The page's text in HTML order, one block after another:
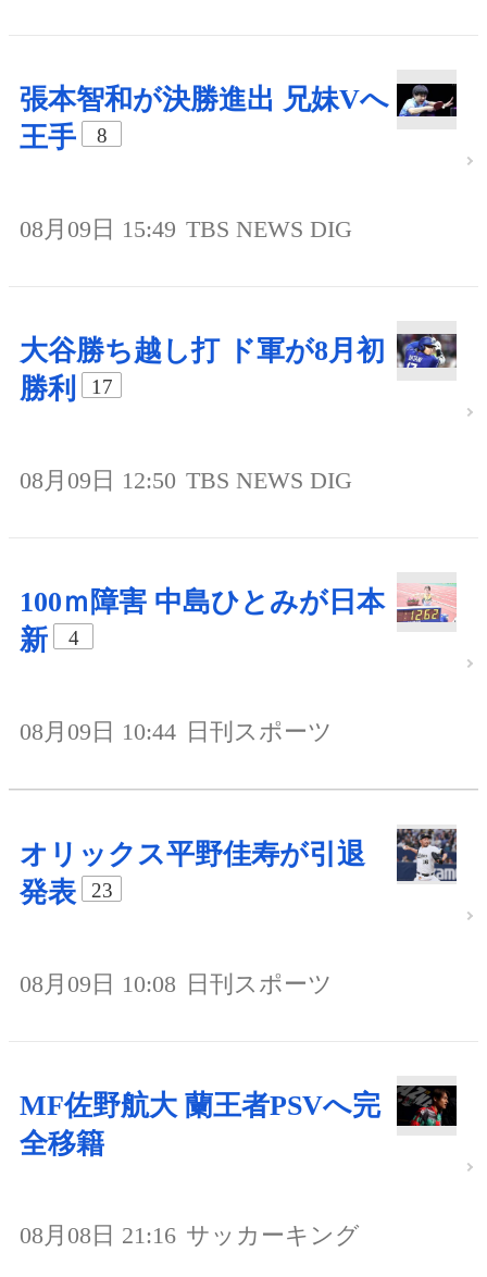
張本智和が決勝進出 兄妹Vへ
王手
8
08月09日 15:49 TBS NEWS DIG
大谷勝ち越し打 ド軍が8月初
勝利
17
08月09日 12:50 TBS NEWS DIG
100ｍ障害 中島ひとみが日本
新
4
08月09日 10:44 日刊スポーツ
オリックス平野佳寿が引退
発表
23
08月09日 10:08 日刊スポーツ
MF佐野航大 蘭王者PSVへ完
全移籍
08月08日 21:16 サッカーキング